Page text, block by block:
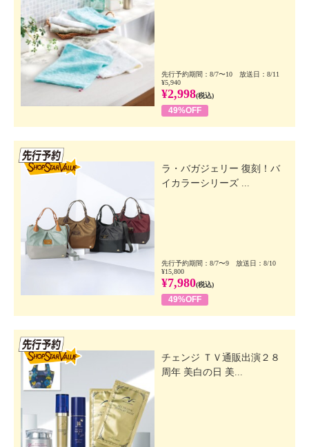
先行予約期間：8/7〜10 放送日：8/11
¥5,940
¥2,998(税込)
49%OFF
ラ・バガジェリー 復刻！バ
イカラーシリーズ ...
先行予約期間：8/7〜9 放送日：8/10
¥15,800
¥7,980(税込)
49%OFF
チェンジ ＴＶ通販出演２８
周年 美白の日 美...